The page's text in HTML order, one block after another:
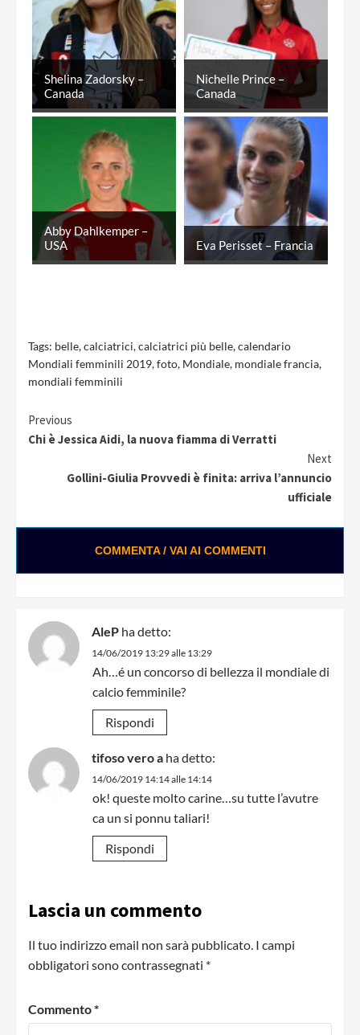
Shelina Zadorsky –
Canada
Nichelle Prince –
Canada
Abby Dahlkemper –
USA
Eva Perisset – Francia
Tags: belle,calciatrici,calciatrici più belle,calendario
Mondiali femminili 2019,foto, Mondiale, mondiale francia,
mondiali femminili
Continue
Previous
Chi è Jessica Aidi, la nuova fiamma di Verratti
Next
Gollini-Giulia Provvedi è finita: arriva l’annuncio
ufficiale
COMMENTA / VAI AI COMMENTI
AleP ha detto:
14/06/2019 13:29 alle 13:29
Ah…é un concorso di bellezza il mondiale di
calcio femminile?
Rispondi
tifoso vero a ha detto:
14/06/2019 14:14 alle 14:14
ok! queste molto carine…su tutte l’avutre
ca un si ponnu taliari!
Rispondi
Lascia un commento
Il tuo indirizzo email non sarà pubblicato. I campi
obbligatori sono contrassegnati *
Commento*